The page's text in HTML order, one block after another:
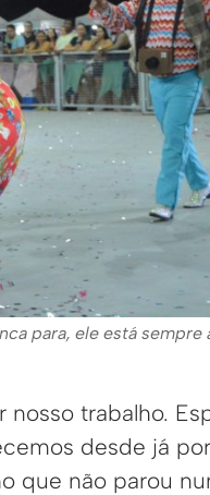
para, ele está sempre
nosso trabalho.
desde já
que não parou